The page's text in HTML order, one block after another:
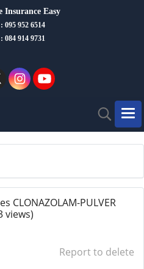
Insurance Easy
: 095 952 6514
084 914 9731
CLONAZOLAM-PULVER
views)
Report to delete